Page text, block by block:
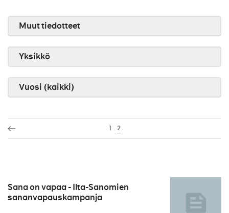
Muut tiedotteet
Yksikkö
Vuosi (kaikki)
1 2
Sana on vapaa - Ilta-Sanomien
sananvapauskampanja